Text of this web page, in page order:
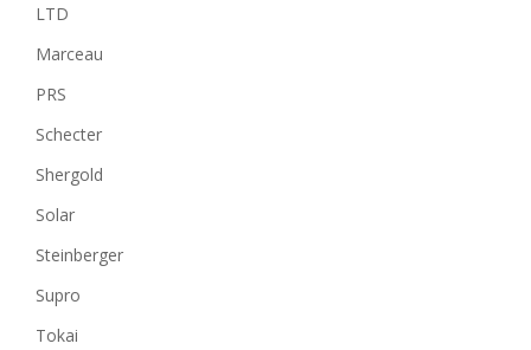
LTD
Marceau
PRS
Schecter
Shergold
Solar
Steinberger
Supro
Tokai